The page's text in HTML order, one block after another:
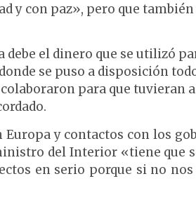
y con paz», pero que
el dinero que se utilizó
se puso a disposición
para que tuvieran
y contactos con los
del Interior «tiene que
en serio porque si no